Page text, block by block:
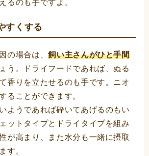
るのも手ですよ。
すくする
の場合は、飼い主さんがひと手間
う。ドライフードであれば、ぬる
香りを立たせるのも手です。ニオ
ることができます。
ようであれば砕いてあげるのもい
ットタイプとドライタイプを組み
が高まり、また水分も一緒に摂取
す。